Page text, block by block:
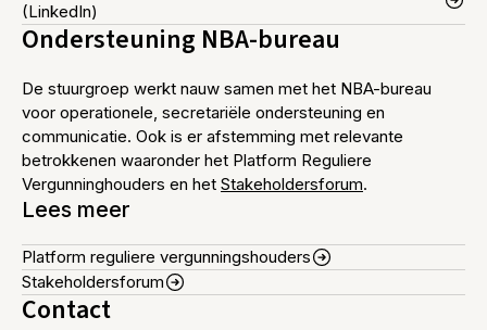
(LinkedIn)
Ondersteuning NBA-bureau
De stuurgroep werkt nauw samen met het NBA-bureau
voor operationele, secretariële ondersteuning en
communicatie. Ook is er afstemming met relevante
betrokkenen waaronder het Platform Reguliere
Vergunninghouders en het Stakeholdersforum.
Lees meer
Platform reguliere vergunningshouders
Stakeholdersforum
Contact